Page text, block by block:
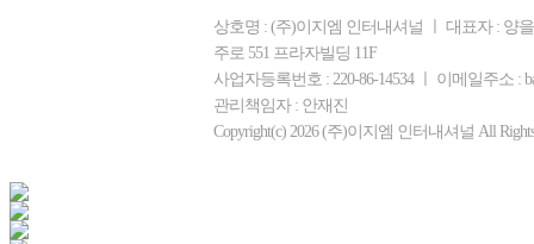
상호명 : (주)이지엠 인터내셔널 ㅣ 대표자 : 양
주로 551 프라자빌딩 11F
사업자등록번호 : 220-86-14534 ㅣ 이메일주소 :
관리책임자 : 안재진
Copyright(c) 2026 (주)이지엠 인터내셔널 All Rights